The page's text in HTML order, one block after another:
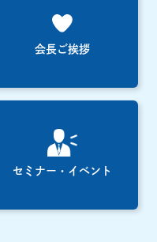
会長ご挨拶
セミナー・イベント